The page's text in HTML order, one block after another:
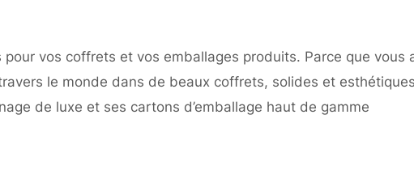
vos coffrets et vos emballages produits. Parce que vous
le monde dans de beaux coffrets, solides et
de luxe et ses cartons d’emballage haut de gamme